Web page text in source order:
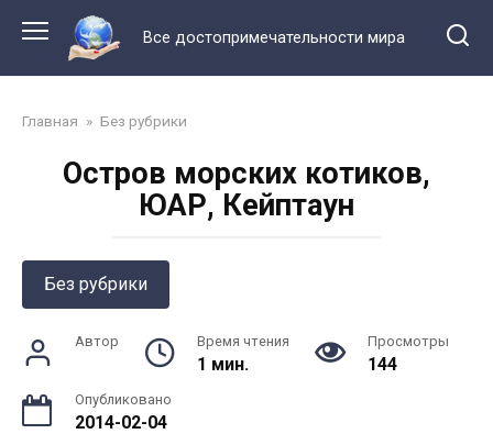
контенту
Все достопримечательности мира
Главная » Без рубрики
Остров морских котиков,
ЮАР, Кейптаун
Без рубрики
Автор Время чтения
1 мин.
Просмотры
144
Опубликовано
2014-02-04